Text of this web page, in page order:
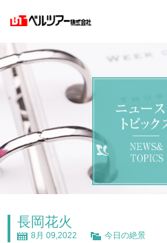
長岡花火
8月 09,2022 今日の絶景